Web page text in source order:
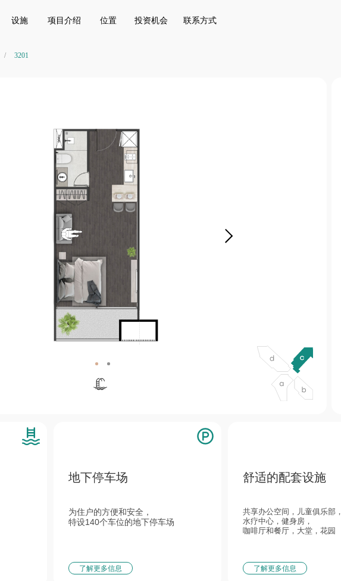
设施 项目介绍 联系方式
位置 投资机会
项目介绍 联系方式
位置 投资机会
/ 3201
карточка квартиры
Инфраструктура
О проекте
О компании
了解更多信息
了解更多信息
共享办公空间，儿童俱乐部，
水疗中心，健身房，
咖啡厅和餐厅，大堂，花园
舒适的配套设施
为住户的方便和安全，
特设140个车位的地下停车场
地下停车场